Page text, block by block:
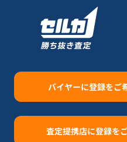
バイヤーに登録をご
査定提携店に登録を